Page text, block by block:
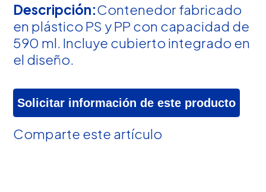
Descripción:Contenedor fabricado
en plástico PS y PP con capacidad de
590 ml. Incluye cubierto integrado en
el diseño.
Solicitar información de este producto
Comparte este artículo